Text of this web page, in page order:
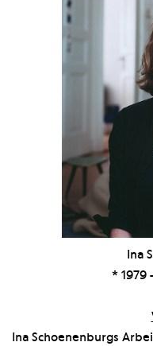
Ina
* 1979
Ina Schoenenburgs